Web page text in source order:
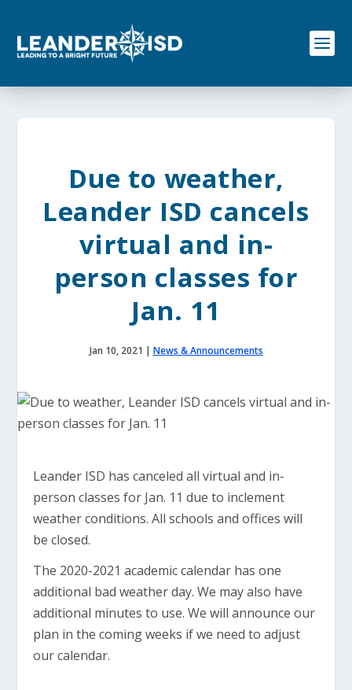
o
Due to weather,
Leander ISD cancels
virtual and in-
person classes for
Jan. 11
Jan 10, 2021 | News & Announcements
Leander ISD has canceled all virtual and in-
person classes for Jan. 11 due to inclement
weather conditions. All schools and offices will
be closed.
The 2020-2021 academic calendar has one
additional bad weather day. We may also have
additional minutes to use. We will announce our
plan in the coming weeks if we need to adjust
our calendar.